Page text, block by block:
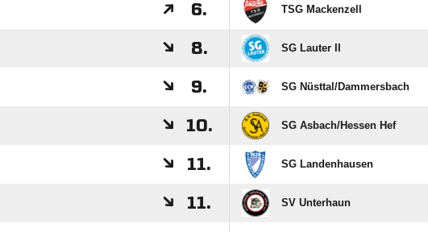
6. TSG Mackenzell
8. SG Lauter II
9. SG Nüsttal/​Dammersbach
10. SG Asbach/​Hessen Hef
11. SG Landenhausen
11. SV Unterhaun